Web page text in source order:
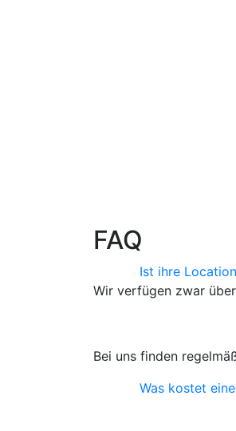
FAQ
Ist ihre
Wir verfügen zwar
Bei uns finden
Was kostet